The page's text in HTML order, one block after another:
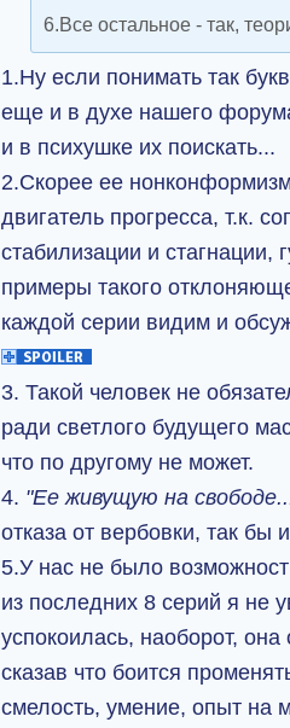
6.Все остальное - так,
1.Ну если понимать так
еще и в духе нашего
и в психушке их поискать...
2.Скорее ее
двигатель прогресса, т.к.
стабилизации и стагнации,
примеры такого
каждой серии видим и
3. Такой человек не
ради светлого будущего
что по другому не может.
4. "Ее живущую на
отказа от вербовки, так бы
5.У нас не было
из последних 8 серий я не
успокоилась, наоборот,
сказав что боится
смелость, умение, опыт на